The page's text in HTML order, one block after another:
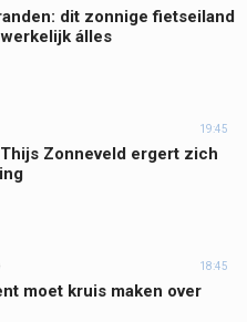
dit zonnige fietseiland
álles
19:45
Zonneveld ergert zich
18:45
moet kruis maken over